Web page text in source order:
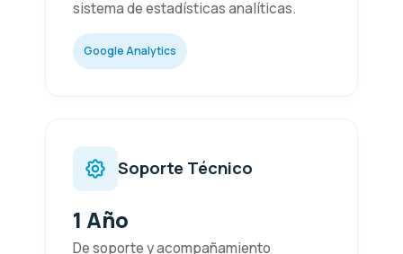
sistema de estadísticas analíticas.
Google Analytics
Soporte Técnico
1 Año
De soporte y acompañamiento